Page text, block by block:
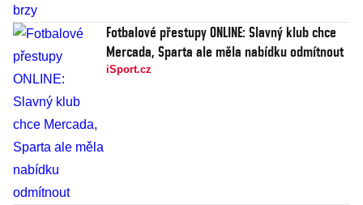
Fotbalové přestupy ONLINE: Slavný klub chce
Mercada, Sparta ale měla nabídku odmítnout
iSport.cz